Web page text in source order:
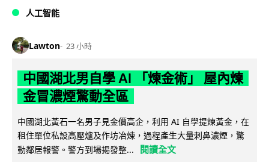
人工智能
Lawton 23 小時
中國湖北男自學 AI 「煉金術」 屋內煉
金冒濃煙驚動全區
中國湖北黃石一名男子見金價高企，利用 AI 自學提煉黃金，在
租住單位私設高壓爐及作坊冶煉，過程產生大量刺鼻濃煙，驚
動鄰居報警。警方到場揭發整...
閱讀全文